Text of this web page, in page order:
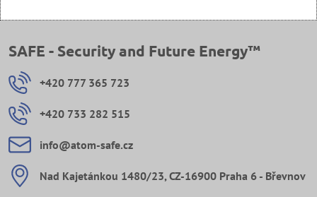
SAFE - Security and Future Energy™
+420 777 365 723
+420 733 282 515
info​@atom-safe​.cz
Nad Kajetánkou 1480/23, CZ-16900 Praha 6 - Břevnov